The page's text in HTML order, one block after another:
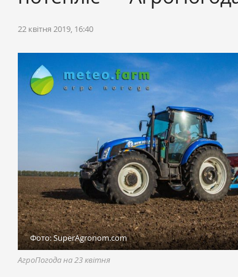
22 квітня 2019, 16:40
Фото: SuperAgronom.com
АгроПогода на 23 квітня